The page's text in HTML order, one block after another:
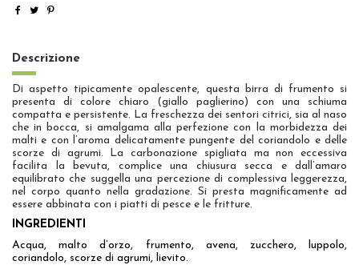
Descrizione
Di aspetto tipicamente opalescente, questa birra di frumento si
presenta di colore chiaro (giallo paglierino) con una schiuma
compatta e persistente. La freschezza dei sentori citrici, sia al naso
che in bocca, si amalgama alla perfezione con la morbidezza dei
malti e con l’aroma delicatamente pungente del coriandolo e delle
scorze di agrumi. La carbonazione spigliata ma non eccessiva
facilita la bevuta, complice una chiusura secca e dall’amaro
equilibrato che suggella una percezione di complessiva leggerezza,
nel corpo quanto nella gradazione. Si presta magnificamente ad
essere abbinata con i piatti di pesce e le fritture.
INGREDIENTI
Acqua, malto d’orzo, frumento, avena, zucchero, luppolo,
coriandolo, scorze di agrumi, lievito.